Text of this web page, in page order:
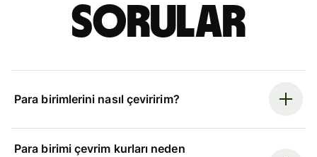
sorular
Para birimlerini nasıl çeviririm?
Para birimi çevrim kurları neden